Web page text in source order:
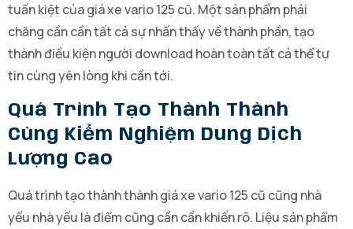
tuấn kiệt của giá xe vario 125 cũ. Một sản phẩm phải
chăng cần cần tất cả sự nhấn thấy về thành phần, tạo
thành điều kiện người download hoàn toàn tất cả thể tự
tin cùng yên lòng khi cần tới.
Quá Trình Tạo Thành Thành
Cùng Kiểm Nghiệm Dung Dịch
Lượng Cao
Quá trình tạo thành thành giá xe vario 125 cũ cũng nhà
yếu nhà yếu là điểm cũng cần cần khiến rõ. Liệu sản phẩm